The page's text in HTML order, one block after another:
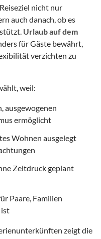
nicht nur
auch danach, ob es
Urlaub auf dem
für Gäste bewährt,
verzichten zu
weil:
ausgewogenen
ermöglicht
Wohnen ausgelegt
Zeitdruck geplant
Paare, Familien
ist
zeigt die